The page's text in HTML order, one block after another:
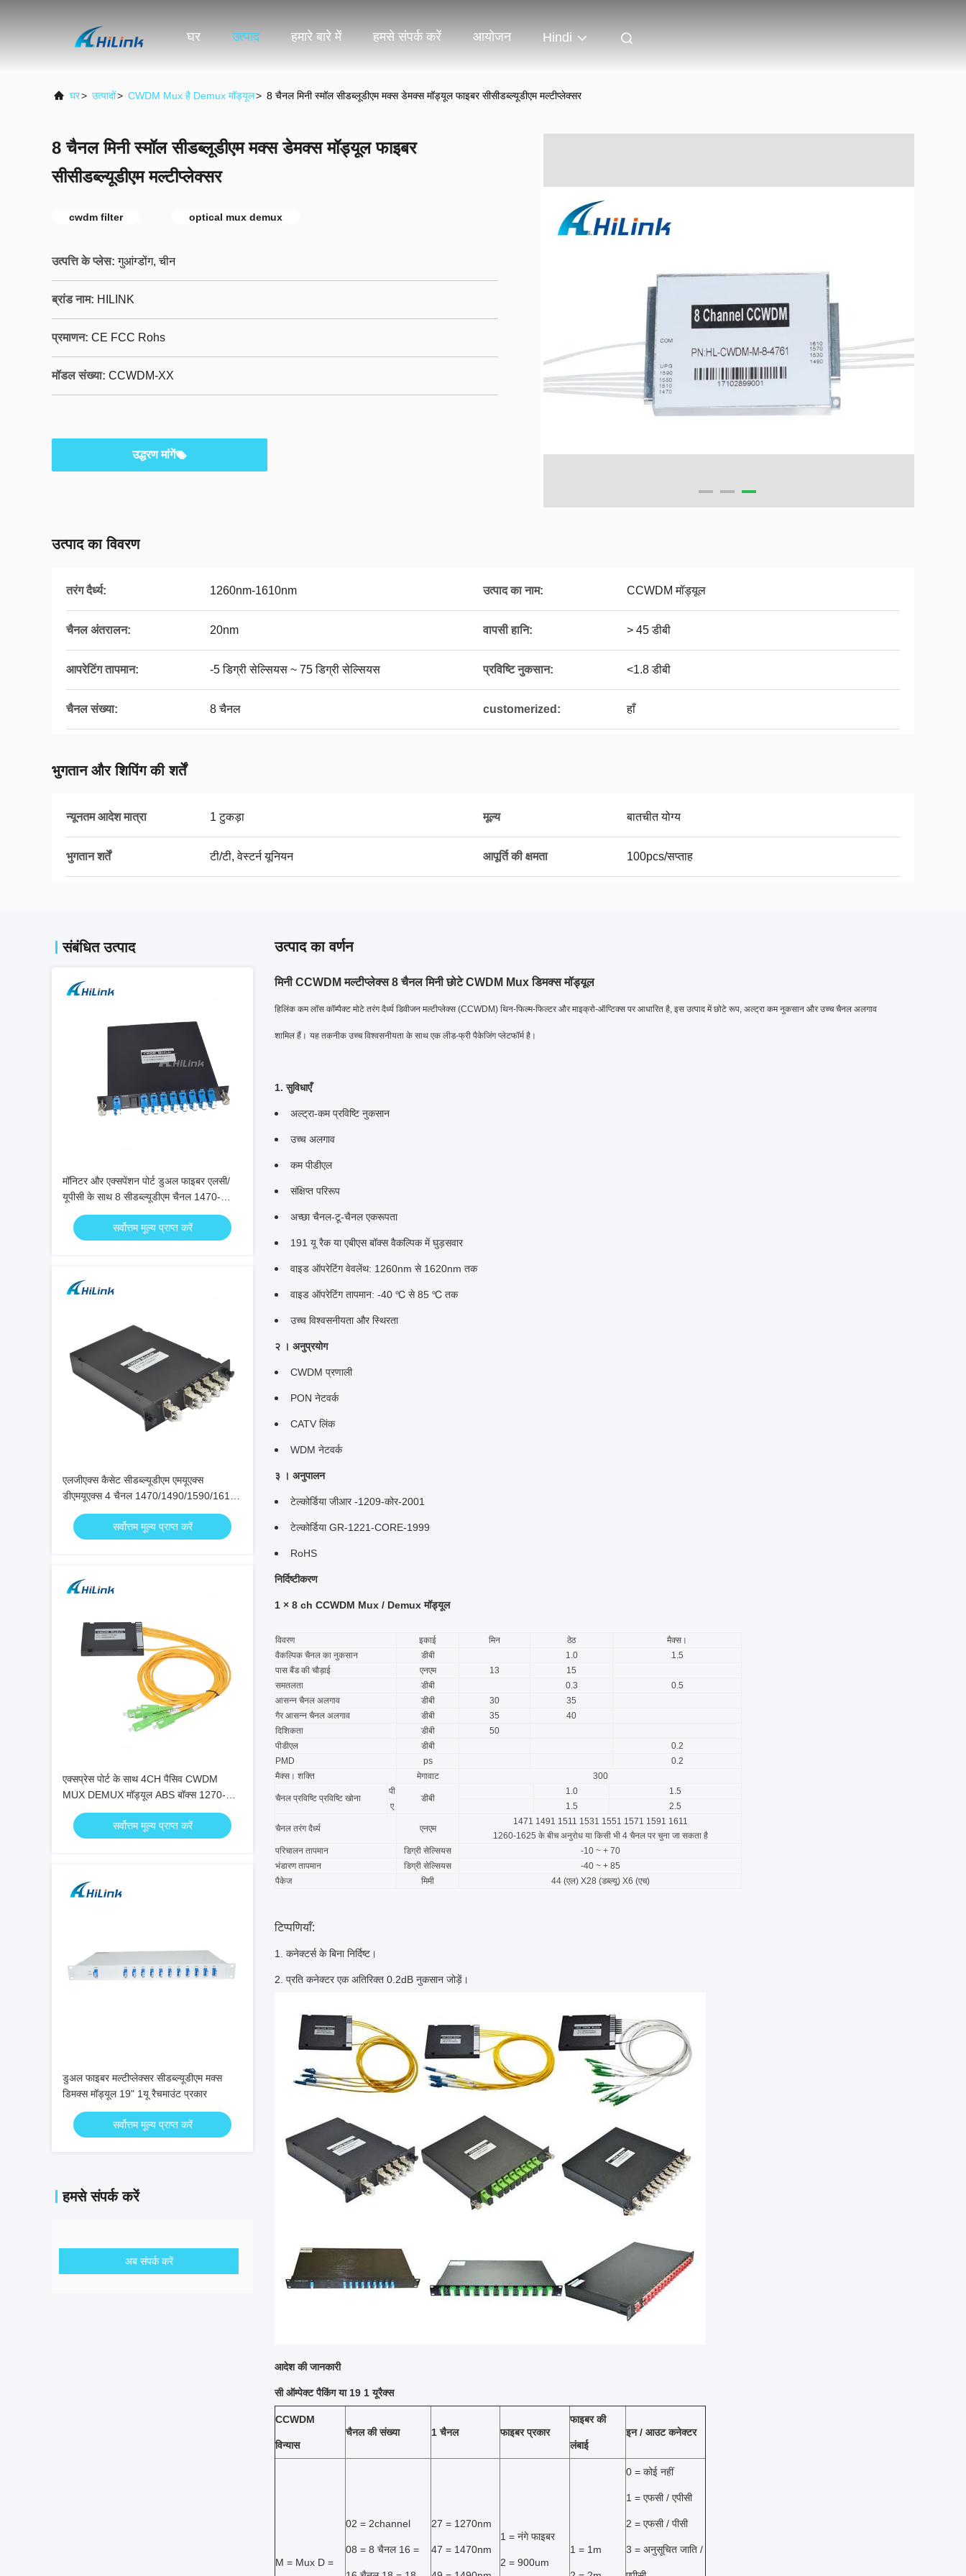
घर उत्पाद हमारे बारे में हमसे संपर्क करें आयोजन Hindi
घर> उत्पादों> CWDM Mux है Demux मॉड्यूल> 8 चैनल मिनी स्मॉल सीडब्लूडीएम मक्स डेमक्स मॉड्यूल फाइबर सीसीडब्ल्यूडीएम मल्टीप्लेक्सर
8 चैनल मिनी स्मॉल सीडब्लूडीएम मक्स डेमक्स मॉड्यूल फाइबर
सीसीडब्ल्यूडीएम मल्टीप्लेक्सर
cwdm filter optical mux demux
उत्पत्ति के प्लेस: गुआंग्डोंग, चीन
ब्रांड नाम: HILINK
प्रमाणन: CE FCC Rohs
मॉडल संख्या: CCWDM-XX
उद्धरण मांगें
उत्पाद का विवरण
तरंग दैर्ध्य: 1260nm-1610nm उत्पाद का नाम: CCWDM मॉड्यूल
चैनल अंतरालन: 20nm वापसी हानि: > 45 डीबी
आपरेटिंग तापमान: -5 डिग्री सेल्सियस ~ 75 डिग्री सेल्सियस प्रविष्टि नुकसान: <1.8 डीबी
चैनल संख्या: 8 चैनल customerized: हाँ
भुगतान और शिपिंग की शर्तें
न्यूनतम आदेश मात्रा 1 टुकड़ा मूल्य बातचीत योग्य
भुगतान शर्तें टी/टी, वेस्टर्न यूनियन आपूर्ति की क्षमता 100pcs/सप्ताह
संबंधित उत्पाद
मॉनिटर और एक्सपेंशन पोर्ट डुअल फाइबर एलसी/
यूपीसी के साथ 8 सीडब्ल्यूडीएम चैनल 1470-
1610 एनएम मक्स डिमक्स
सर्वोत्तम मूल्य प्राप्त करें
एलजीएक्स कैसेट सीडब्ल्यूडीएम एमयूएक्स
डीएमयूएक्स 4 चैनल 1470/1490/1590/1610
एनएम डुअल फाइबर सीडब्ल्यूडीएम एमयूएक्स
डीएमयूएक्स
सर्वोत्तम मूल्य प्राप्त करें
एक्सप्रेस पोर्ट के साथ 4CH पैसिव CWDM
MUX DEMUX मॉड्यूल ABS बॉक्स 1270-
1610nm
सर्वोत्तम मूल्य प्राप्त करें
डुअल फाइबर मल्टीप्लेक्सर सीडब्ल्यूडीएम मक्स
डिमक्स मॉड्यूल 19" 1यू रैचमाउंट प्रकार
सर्वोत्तम मूल्य प्राप्त करें
हमसे संपर्क करें
अब संपर्क करें
उत्पाद का वर्णन
मिनी CCWDM मल्टीप्लेक्स 8 चैनल मिनी छोटे CWDM Mux डिमक्स मॉड्यूल
हिलिंक कम लॉस कॉम्पैक्ट मोटे तरंग दैर्ध्य डिवीजन मल्टीप्लेक्स (CCWDM) थिन-फिल्म-फिल्टर और माइक्रो-ऑप्टिक्स पर आधारित है, इस उत्पाद में छोटे रूप, अल्ट्रा कम नुकसान और उच्च चैनल अलगाव
शामिल हैं। यह तकनीक उच्च विश्वसनीयता के साथ एक लीड-फ्री पैकेजिंग प्लेटफॉर्म है।
1. सुविधाएँ
अल्ट्रा-कम प्रविष्टि नुकसान
उच्च अलगाव
कम पीडीएल
संक्षिप्त परिरूप
अच्छा चैनल-टू-चैनल एकरूपता
191 यू रैक या एबीएस बॉक्स वैकल्पिक में घुड़सवार
वाइड ऑपरेटिंग वेवलेंथ: 1260nm से 1620nm तक
वाइड ऑपरेटिंग तापमान: -40 ℃ से 85 ℃ तक
उच्च विश्वसनीयता और स्थिरता
२ । अनुप्रयोग
CWDM प्रणाली
PON नेटवर्क
CATV लिंक
WDM नेटवर्क
३ । अनुपालन
टेल्कोर्डिया जीआर -1209-कोर-2001
टेल्कोर्डिया GR-1221-CORE-1999
RoHS
निर्दिष्टीकरण
1 × 8 ch CCWDM Mux / Demux मॉड्यूल
विवरण इकाई मिन ठेठ
मैक्स।
वैकल्पिक चैनल का नुकसान
डीबी 1.0
1.5
पास बैंड की चौड़ाई
एनएम 13
15
समतलता
डीबी 0.3
0.5
आसन्न चैनल अलगाव
डीबी 30
35
गैर आसन्न चैनल अलगाव
डीबी 35
40
दिशिकता
डीबी
50
पीडीएल
डीबी
0.2
PMD
ps
0.2
मैक्स। शक्ति
मेगावाट 300
चैनल प्रविष्टि प्रविष्टि खोना
पी
डीबी
1.0
1.5
ए
1.5 2.5
चैनल तरंग दैर्ध्य एनएम
1471 1491 1511 1531 1551 1571 1591 1611
1260-1625 के बीच अनुरोध या किसी भी 4 चैनल पर चुना जा सकता है
परिचालन तापमान
डिग्री सेल्सियस
-10 ~ + 70
भंडारण तापमान
डिग्री सेल्सियस
-40 ~ + 85
पैकेज
मिमी 44 (एल) X28 (डब्ल्यू) X6 (एच)
टिप्पणियाँ:
1. कनेक्टर्स के बिना निर्दिष्ट।
2. प्रति कनेक्टर एक अतिरिक्त 0.2dB नुकसान जोड़ें।
आदेश की जानकारी
सी ऑम्पेक्ट पैकिंग या 19 1 यूरैक्स
CCWDM
विन्यास
चैनल की संख्या 1 चैनल फाइबर प्रकार
फाइबर की
लंबाई
इन / आउट कनेक्टर
M = Mux D =
02 = 2channel
08 = 8 चैनल 16 =
27 = 1270nm
47 = 1470nm
1 = नंगे फाइबर
2 = 900um
1 = 1m
0 = कोई नहीं
1 = एफसी / एपीसी
2 = एफसी / पीसी
3 = अनुसूचित जाति /